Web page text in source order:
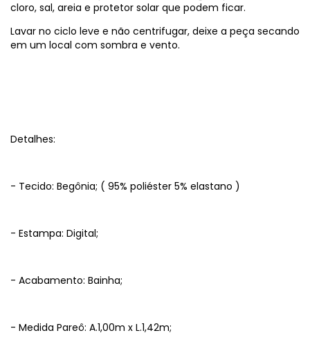
cloro, sal, areia e protetor solar que podem ficar.
Lavar no ciclo leve e não centrifugar, deixe a peça secando
em um local com sombra e vento.
Detalhes:
- Tecido: Begônia; ( 95% poliéster 5% elastano )
- Estampa: Digital;
- Acabamento: Bainha;
- Medida Pareô: A.1,00m x L.1,42m;